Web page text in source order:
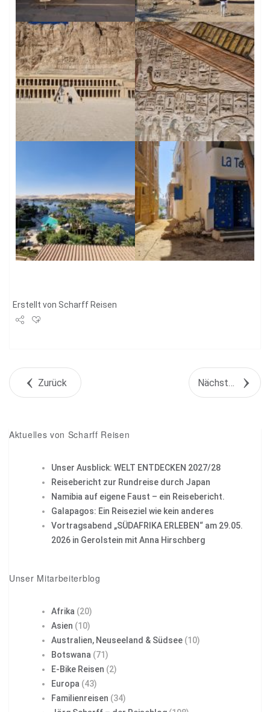
Erstellt von Scharff Reisen
+1Zurück Nächstes Objekt
Aktuelles von Scharff Reisen
Unser Ausblick: WELT ENTDECKEN 2027/28
Reisebericht zur Rundreise durch Japan
Namibia auf eigene Faust – ein Reisebericht.
Galapagos: Ein Reiseziel wie kein anderes
Vortragsabend „SÜDAFRIKA ERLEBEN“ am 29.05.
2026 in Gerolstein mit Anna Hirschberg
Unser Mitarbeiterblog
Afrika (20)
Asien (10)
Australien, Neuseeland & Südsee (10)
Botswana (71)
E-Bike Reisen (2)
Europa (43)
Familienreisen (34)